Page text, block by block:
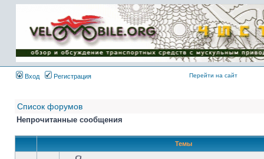
Имя пользователя:
Пароль:
{ LOG_ME_IN_SHORT
}
Вход
Регистрация Перейти на сайт
Список форумов
Непрочитанные сообщения
Темы